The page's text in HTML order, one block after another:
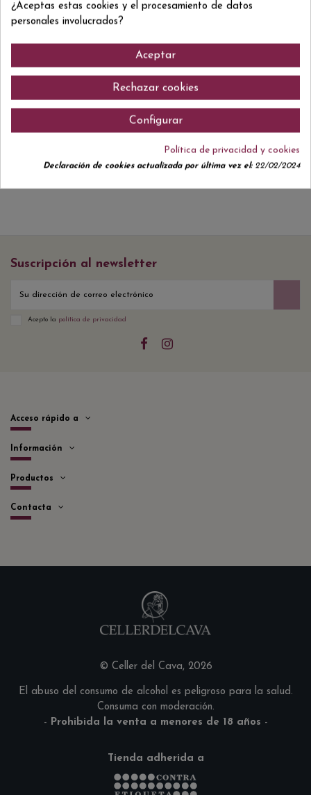
Comentarios (0)
No hay reseñas de clientes en este momento.
Suscripción al newsletter
Acepto la política de privacidad
Acceso rápido a
Información
Productos
Contacta
© Celler del Cava, 2026
El abuso del consumo de alcohol es peligroso para la salud.
Consuma con moderación.
- Prohibida la venta a menores de 18 años -
Tienda adherida a
¿Aceptas estas cookies y el procesamiento de datos
personales involucrados?
Aceptar
Rechazar cookies
Configurar
Política de privacidad y cookies
Declaración de cookies actualizada por última vez el:22/02/2024